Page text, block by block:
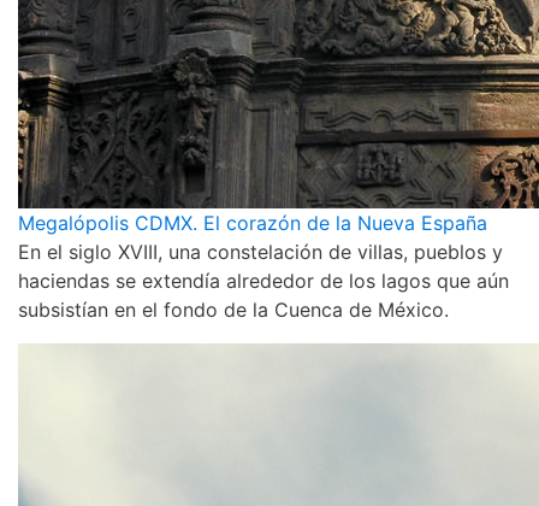
Megalópolis CDMX. El corazón de la Nueva España
En el siglo XVIII, una constelación de villas, pueblos y
haciendas se extendía alrededor de los lagos que aún
subsistían en el fondo de la Cuenca de México.